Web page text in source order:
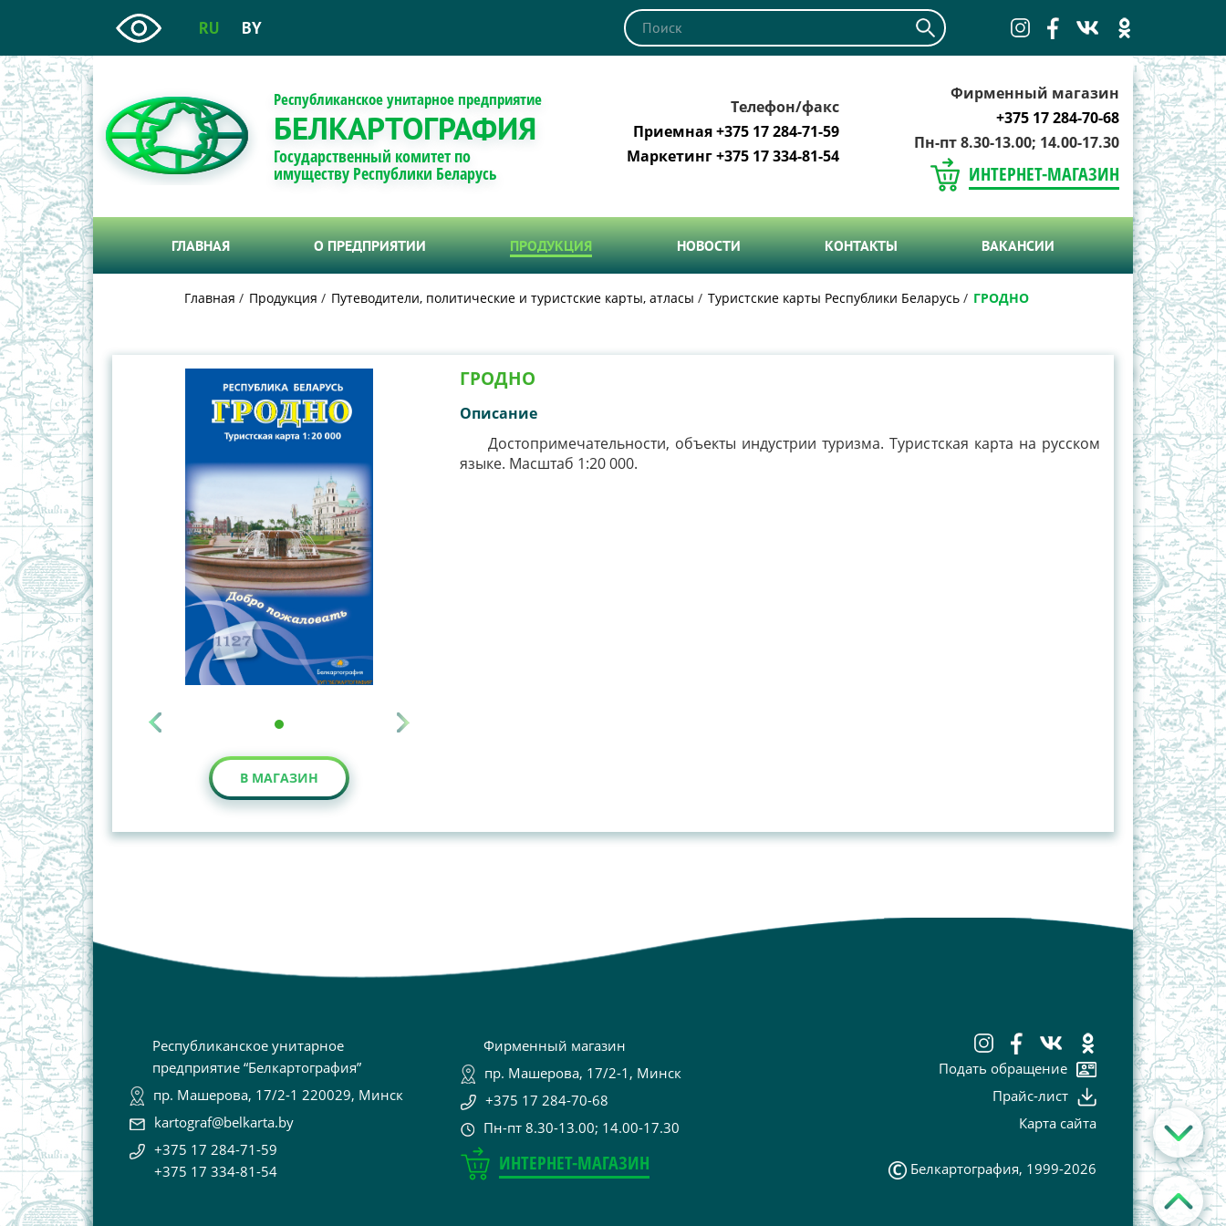
RU BY
Республиканское унитарное предприятие
БЕЛКАРТОГРАФИЯ
Государственный комитет по
имуществу Республики Беларусь
Телефон/факс
Приемная +375 17 284-71-59
Маркетинг +375 17 334-81-54
Фирменный магазин
+375 17 284-70-68
Пн-пт 8.30-13.00; 14.00-17.30
ИНТЕРНЕТ-МАГАЗИН
ГЛАВНАЯ О ПРЕДПРИЯТИИ ПРОДУКЦИЯ НОВОСТИ КОНТАКТЫ ВАКАНСИИ
Главная Продукция Путеводители, политические и туристские карты, атласы Туристские карты Республики Беларусь ГРОДНО
В МАГАЗИН
ГРОДНО
Описание
Достопримечательности, объекты индустрии туризма. Туристская карта на русском
языке. Масштаб 1:20 000.
Республиканское унитарное
предприятие “Белкартография”
пр. Машерова, 17/2-1 220029, Минск
kartograf@belkarta.by
+375 17 284-71-59
+375 17 334-81-54
Фирменный магазин
пр. Машерова, 17/2-1, Минск
+375 17 284-70-68
Пн-пт 8.30-13.00; 14.00-17.30
ИНТЕРНЕТ-МАГАЗИН
Подать обращение
Прайс-лист
Карта сайта
Белкартография, 1999-2026